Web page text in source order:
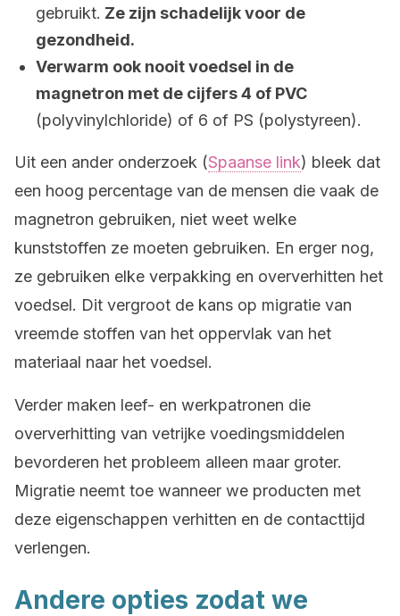
gebruikt. Ze zijn schadelijk voor de
gezondheid.
Verwarm ook nooit voedsel in de
magnetron met de cijfers 4 of PVC
(polyvinylchloride) of 6 of PS (polystyreen).
Uit een ander onderzoek (Spaanse link) bleek dat
een hoog percentage van de mensen die vaak de
magnetron gebruiken, niet weet welke
kunststoffen ze moeten gebruiken. En erger nog,
ze gebruiken elke verpakking en oververhitten het
voedsel. Dit vergroot de kans op migratie van
vreemde stoffen van het oppervlak van het
materiaal naar het voedsel.
Verder maken leef- en werkpatronen die
oververhitting van vetrijke voedingsmiddelen
bevorderen het probleem alleen maar groter.
Migratie neemt toe wanneer we producten met
deze eigenschappen verhitten en de contacttijd
verlengen.
Andere opties zodat we